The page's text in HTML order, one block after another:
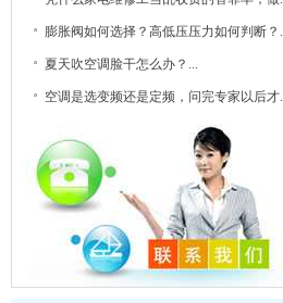
膨胀阀如何选择？高低压压力如何判断？...
夏天吹空调脸干怎么办？...
空调是选变频还是定频，问完专家以后才...